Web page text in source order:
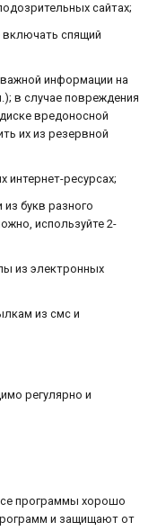
сайтах;
включать спящий
информации на
в случае повреждения
вредоносной
их из резервной
интернет-ресурсах;
букв разного
используйте 2-
из электронных
из смс и
регулярно и
программы хорошо
и защищают от